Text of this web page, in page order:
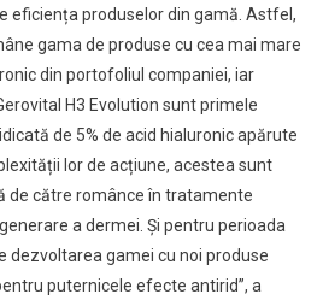
eficiența produselor din gamă. Astfel,
gama de produse cu cea mai mare
din portofoliul companiei, iar
H3 Evolution sunt primele
de 5% de acid hialuronic apărute
lor de acțiune, acestea sunt
de către românce în tratamente
a dermei. Și pentru perioada
dezvoltarea gamei cu noi produse
puternicele efecte antirid”, a